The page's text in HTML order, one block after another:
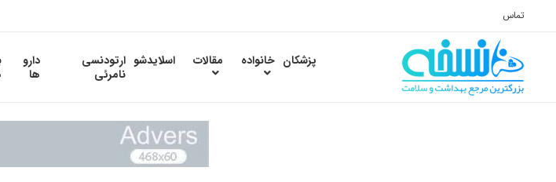
تماس
پزشکان خانواده مقالات اسلایدشو ارتودنسی
نامرئی
دارو
ها